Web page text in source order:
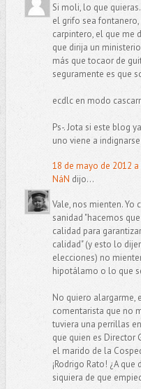
Si moli, lo que
el grifo sea
carpintero, el que me
que dirija un
más que tocaor de
seguramente es que
ecdlc en modo
Ps-. Jota si este blog
uno viene a
18 de mayo de 2012 a
NáN dijo...
Vale, nos mienten. Yo
sanidad "hacemos
calidad para
calidad" (y esto lo
elecciones) no
hipotálamo o lo que
No quiero alargarme,
comentarista que no
tuviera una perrillas
que quien es Director
el marido de la
¡Rodrigo Rato! ¿A
siquiera de que